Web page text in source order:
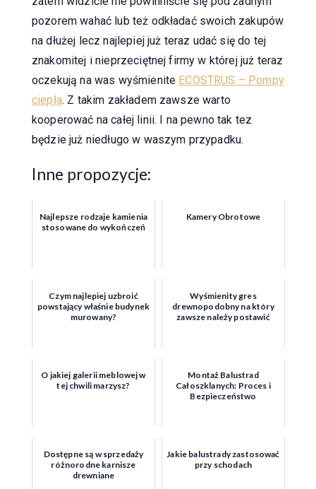
pozorem wahać lub też odkładać swoich zakupów
na dłużej lecz najlepiej już teraz udać się do tej
znakomitej i nieprzeciętnej firmy w której już teraz
oczekują na was wyśmienite ECOSTRUS – Pompy
ciepła. Z takim zakładem zawsze warto
kooperować na całej linii. I na pewno tak tez
będzie już niedługo w waszym przypadku.
Inne propozycje:
Najlepsze rodzaje kamienia
stosowane do wykończeń
Kamery Obrotowe
Czym najlepiej uzbroić
powstający właśnie budynek
murowany?
Wyśmienity gres
drewnopodobny na który
zawsze należy postawić
O jakiej galerii meblowej w
tej chwili marzysz?
Montaż Balustrad
Całoszklanych: Proces i
Bezpieczeństwo
Dostępne są w sprzedaży
różnorodne karnisze
drewniane
Jakie balustrady zastosować
przy schodach